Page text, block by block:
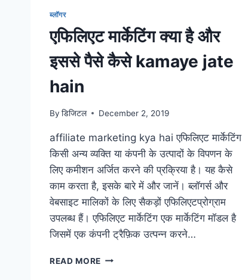
ब्लॉगर
एफिलिएट मार्केटिंग क्या है और
इससे पैसे कैसे kamaye jate
hain
By डिजिटल December 2, 2019
affiliate marketing kya hai एफिलिएट मार्केटिंग
किसी अन्य व्यक्ति या कंपनी के उत्पादों के विपणन के
लिए कमीशन अर्जित करने की प्रक्रिया है। यह कैसे
काम करता है, इसके बारे में और जानें। ब्लॉगर्स और
वेबसाइट मालिकों के लिए सैकड़ों एफिलिएटप्रोग्राम
उपलब्ध हैं। एफिलिएट मार्केटिंग एक मार्केटिंग मॉडल है
जिसमें एक कंपनी ट्रैफ़िक उत्पन्न करने…
READ MORE